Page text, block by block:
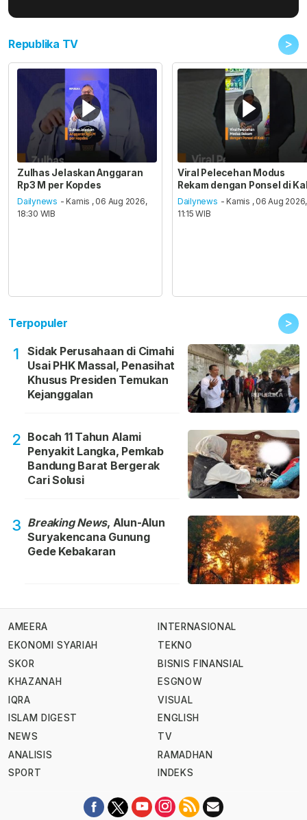
Republika TV >
Zulhas Jelaskan Anggaran
Rp3 M per Kopdes
Dailynews - Kamis , 06 Aug 2026,
18:30 WIB
Viral Pelecehan Modus
Rekam dengan Ponsel di
Dailynews - Kamis , 06 Aug 2026,
11:15 WIB
Terpopuler >
1
Sidak Perusahaan di Cimahi
Usai PHK Massal, Penasihat
Khusus Presiden Temukan
Kejanggalan
2 Bocah 11 Tahun Alami
Penyakit Langka, Pemkab
Bandung Barat Bergerak
Cari Solusi
3 Breaking News, Alun-Alun
Suryakencana Gunung
Gede Kebakaran
AMEERA
EKONOMI SYARIAH
SKOR
KHAZANAH
IQRA
ISLAM DIGEST
NEWS
ANALISIS
SPORT
INTERNASIONAL
TEKNO
BISNIS FINANSIAL
ESGNOW
VISUAL
ENGLISH
TV
RAMADHAN
INDEKS